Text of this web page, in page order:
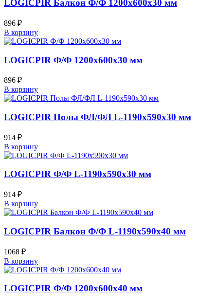
LOGICPIR Балкон Ф/Ф 1200х600х30 мм
896 ₽
В корзину
LOGICPIR Ф/Ф 1200х600х30 мм
896 ₽
В корзину
LOGICPIR Полы ФЛ/ФЛ L-1190х590х30 мм
914 ₽
В корзину
LOGICPIR Ф/Ф L-1190х590х30 мм
914 ₽
В корзину
LOGICPIR Балкон Ф/Ф L-1190х590х40 мм
1068 ₽
В корзину
LOGICPIR Ф/Ф 1200х600х40 мм